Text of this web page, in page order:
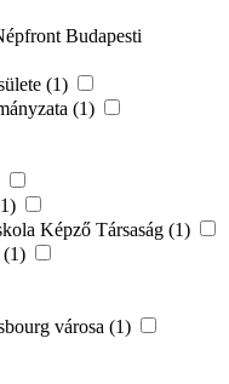
Budapesti
(1)
(1)
Képző Társaság (1)
(1)
városa (1)